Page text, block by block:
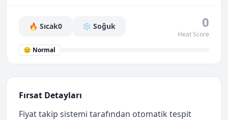
🔥 Sıcak0 ❄️ Soğuk 0
Heat Score
😐 Normal
Fırsat Detayları
Fiyat takip sistemi tarafından otomatik tespit